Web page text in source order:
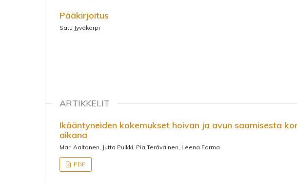
Pääkirjoitus
Satu Jyväkorpi
ARTIKKELIT
Ikääntyneiden kokemukset hoivan ja avun saamisesta
aikana
Mari Aaltonen, Jutta Pulkki, Pia Teräväinen, Leena Forma
PDF